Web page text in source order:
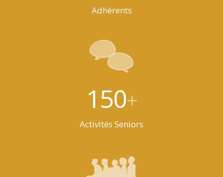
Adhérents
150+
Activités Seniors